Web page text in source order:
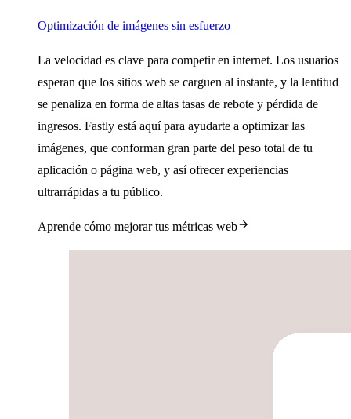
Optimización de imágenes sin esfuerzo
La velocidad es clave para competir en internet. Los usuarios
esperan que los sitios web se carguen al instante, y la lentitud
se penaliza en forma de altas tasas de rebote y pérdida de
ingresos. Fastly está aquí para ayudarte a optimizar las
imágenes, que conforman gran parte del peso total de tu
aplicación o página web, y así ofrecer experiencias
ultrarrápidas a tu público.
Aprende cómo mejorar tus métricas web